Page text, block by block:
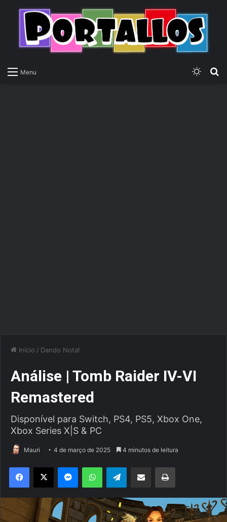
Menu
Início / Dando Nota!
Análise | Tomb Raider IV-VI
Remastered
Disponível para Switch, PS4, PS5, Xbox One,
Xbox Series X|S & PC
Mauri 4 de março de 2025 4 minutos de leitura